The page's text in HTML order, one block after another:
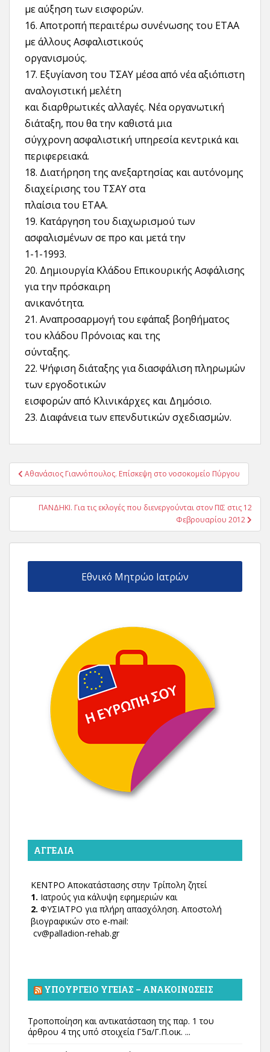
με αύξηση των εισφορών.
16. Αποτροπή περαιτέρω συνένωσης του ΕΤΑΑ
με άλλους Ασφαλιστικούς
οργανισμούς.
17. Εξυγίανση του ΤΣΑΥ μέσα από νέα αξιόπιστη
αναλογιστική μελέτη
και διαρθρωτικές αλλαγές. Νέα οργανωτική
διάταξη, που θα την καθιστά μια
σύγχρονη ασφαλιστική υπηρεσία κεντρικά και
περιφερειακά.
18. Διατήρηση της ανεξαρτησίας και αυτόνομης
διαχείρισης του ΤΣΑΥ στα
πλαίσια του ΕΤΑΑ.
19. Κατάργηση του διαχωρισμού των
ασφαλισμένων σε προ και μετά την
1-1-1993.
20. Δημιουργία Κλάδου Επικουρικής Ασφάλισης
για την πρόσκαιρη
ανικανότητα.
21. Αναπροσαρμογή του εφάπαξ βοηθήματος
του κλάδου Πρόνοιας και της
σύνταξης.
22. Ψήφιση διάταξης για διασφάλιση πληρωμών
των εργοδοτικών
εισφορών από Κλινικάρχες και Δημόσιο.
23. Διαφάνεια των επενδυτικών σχεδιασμών.
Πλοήγηση
άρθρων
Αθανάσιος Γιαννόπουλος. Επίσκεψη στο νοσοκομείο Πύργου
ΠΑΝΔΗΚΙ. Για τις εκλογές που διενεργούνται στον ΠΙΣ στις 12
Φεβρουαρίου 2012
Εθνικό Μητρώο Ιατρών
ΑΓΓΕΛΊΑ
ΚΕΝΤΡΟ Αποκατάστασης στην Τρίπολη ζητεί
1. Ιατρούς για κάλυψη εφημεριών και
2. ΦΥΣΙΑΤΡΟ για πλήρη απασχόληση. Αποστολή
βιογραφικών στο e-mail:
cv@palladion-rehab.gr
ΥΠΟΥΡΓΕΊΟ ΥΓΕΊΑΣ – ΑΝΑΚΟΙΝΏΣΕΙΣ
Τροποποίηση και αντικατάσταση της παρ. 1 του
άρθρου 4 της υπό στοιχεία Γ5α/Γ.Π.οικ. ...